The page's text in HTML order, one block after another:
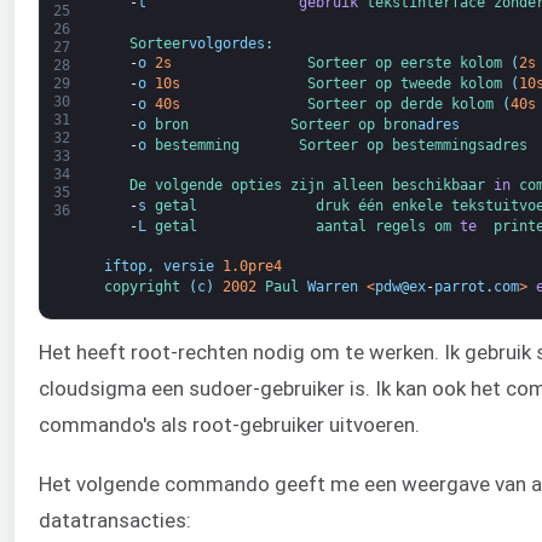
25
26
27
28
29
30
31
32
33
34
35
36
Sorteervolgordes :
-o 2s Sorteer op eerste kolom (2s
-o 10s Sorteer op tweede kolom (
-o 40s Sorteer op derde kolom (40s
-o bron Sorteer op bronadres
-o bestemming Sorteer op bestemmingsadres
De volgende opties zijn alleen beschikbaar in
-s getal druk één enkele tekst
-L getal aantal regels om te
iftop, versie
1.0pre4
copyright
( c) 2002 Paul Warren <pdw@ex-parrot . com>
Het heeft root-rechten nodig om te werken. Ik
cloudsigma een sudoer-gebruiker is. Ik kan ook het
commando's als root-gebruiker uitvoeren.
Het volgende commando geeft me een weergave van
datatransacties: